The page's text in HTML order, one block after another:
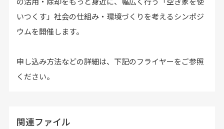
いつくす」社会の仕組み・環境づくりを考えるシンポジ
ウムを開催します。
申し込み方法などの詳細は、下記のフライヤーをご参照
ください。
関連ファイル